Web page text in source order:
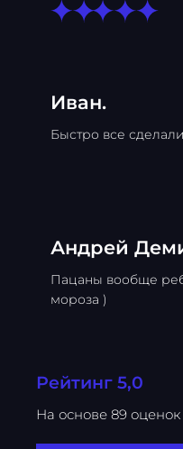
Иван.
Быстро все
Андрей
Пацаны вообще
мороза )
Рейтинг 5,0
На основе 89 оценок